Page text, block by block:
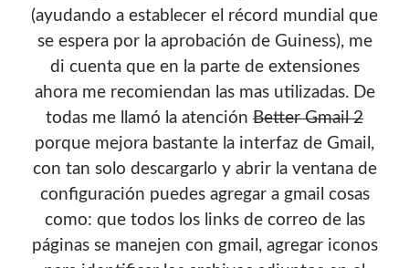
¡Hola mi nombre es Miguel Useche!
Mozilla (
Hispano WordPress Venezuela
promuevo tecnologías abiertas, mantengo PKGBUILDS
de Archlinux,plugins de WordPressy me gusta organizar
o dar charlas.
Soy graduado de Ing. en Informática de la UNET
donde dí
(ayudando a establecer el récord mundial que
se espera por la aprobación de Guiness), me
di cuenta que en la parte de extensiones
ahora me recomiendan las mas utilizadas. De
todas me llamó la atención Better Gmail 2
porque mejora bastante la interfaz de Gmail,
con tan solo descargarlo y abrir la ventana de
configuración puedes agregar a gmail cosas
como: que todos los links de correo de las
páginas se manejen con gmail, agregar iconos